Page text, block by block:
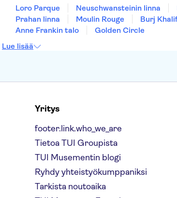
Loro Parque Neuschwansteinin linna
Prahan linna
Moulin Rouge Burj
Anne Frankin talo
Golden Circle
Lue lisää
Yritys
footer.link.who_we_are
Tietoa TUI Groupista
TUI Musementin blogi
Ryhdy yhteistyökumppaniksi
Tarkista noutoaika